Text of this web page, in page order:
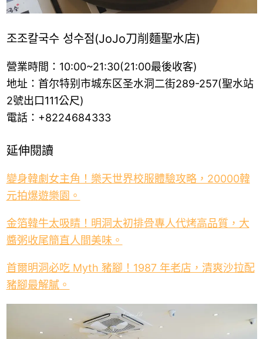
조조칼국수 성수점(JoJo刀削麵聖水店)
營業時間：10:00~21:30(21:00最後收客)
地址：首尔特别市城东区圣水洞二街289-257(聖水站
2號出口111公尺)
電話：+8224684333
延伸閱讀
變身韓劇女主角！樂天世界校服體驗攻略，20000韓
元拍爆遊樂園。
金箔韓牛太吸睛！明洞太初排骨專人代烤高品質，大
醬粥收尾簡直人間美味。
首爾明洞必吃 Myth 豬腳！1987 年老店，清爽沙拉配
豬腳最解膩。